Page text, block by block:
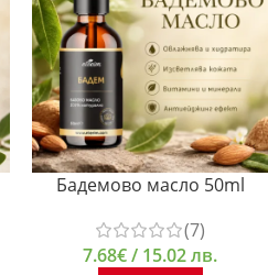
Бадемово масло 50ml
(7)
7.68€/ 15.02 лв.